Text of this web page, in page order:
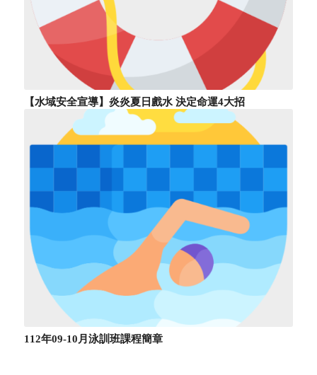
【水域安全宣導】炎炎夏日戲水 決定命運4大招
112年09-10月泳訓班課程簡章